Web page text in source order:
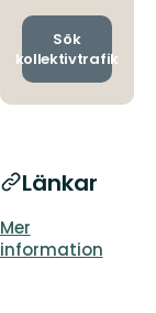
och
Sök
kollektivtrafik
Länkar
Mer
information